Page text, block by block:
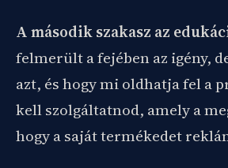
A második szakasz az
felmerült a fejében az igény,
azt, és hogy mi oldhatja fel
kell szolgáltatnod, amely a
hogy a saját termékedet